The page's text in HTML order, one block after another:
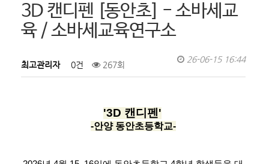
3D 캔디펜 [동안초] - 소바세교
육 / 소바세교육연구소
최고관리자 0건 267회
26-06-15 16:44
'3D 캔디펜'
-안양 동안초등학교-